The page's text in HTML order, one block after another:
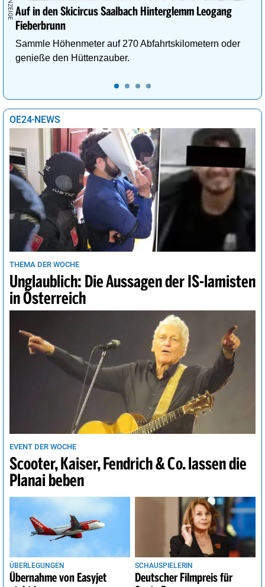
Auf in den Skicircus Saalbach Hinterglemm Leogang
Fieberbrunn
Sammle Höhenmeter auf 270 Abfahrtskilometern oder
genieße den Hüttenzauber.
OE24-NEWS
THEMA DER WOCHE
Unglaublich: Die Aussagen der IS-lamisten
in Österreich
EVENT DER WOCHE
Scooter, Kaiser, Fendrich & Co. lassen die
Planai beben
ÜBERLEGUNGEN
Übernahme von Easyjet
SCHAUSPIELERIN
Deutscher Filmpreis für